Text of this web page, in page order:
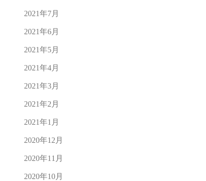
2021年7月
2021年6月
2021年5月
2021年4月
2021年3月
2021年2月
2021年1月
2020年12月
2020年11月
2020年10月